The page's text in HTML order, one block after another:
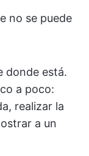
no se puede
donde está.
a poco:
realizar la
a un